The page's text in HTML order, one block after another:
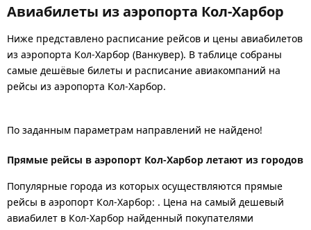
Авиабилеты из аэропорта Кол-Харбор
Ниже представлено расписание рейсов и цены авиабилетов
из аэропорта Кол-Харбор (Ванкувер). В таблице собраны
самые дешёвые билеты и расписание авиакомпаний на
рейсы из аэропорта Кол-Харбор.
По заданным параметрам направлений не найдено!
Прямые рейсы в аэропорт Кол-Харбор летают из городов
Популярные города из которых осуществляются прямые
рейсы в аэропорт Кол-Харбор: . Цена на самый дешевый
авиабилет в Кол-Харбор найденный покупателями